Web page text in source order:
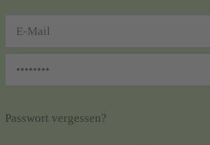
Passwort vergessen?